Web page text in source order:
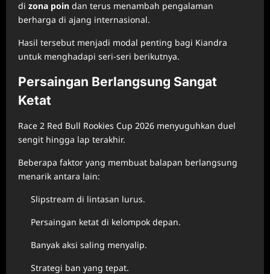
di zona poin dan terus menambah pengalaman
berharga di ajang internasional.
Hasil tersebut menjadi modal penting bagi Kiandra
untuk menghadapi seri-seri berikutnya.
Persaingan Berlangsung Sangat
Ketat
Race 2 Red Bull Rookies Cup 2026 menyuguhkan duel
sengit hingga lap terakhir.
Beberapa faktor yang membuat balapan berlangsung
menarik antara lain:
Slipstream di lintasan lurus.
Persaingan ketat di kelompok depan.
Banyak aksi saling menyalip.
Strategi ban yang tepat.